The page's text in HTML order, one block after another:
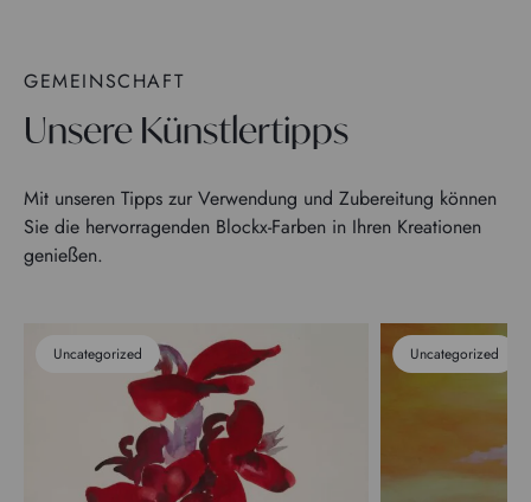
GEMEINSCHAFT
Unsere Künstlertipps
Mit unseren Tipps zur Verwendung und Zubereitung können
Sie die hervorragenden Blockx-Farben in Ihren Kreationen
genießen.
Uncategorized Uncategorized